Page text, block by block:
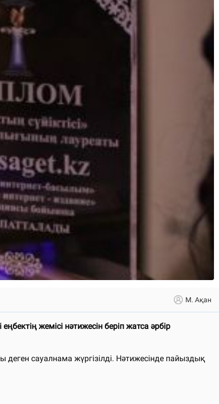
М. Ақан
жемісі нәтижесін беріп жатса әрбір
сауалнама жүргізілді. Нәтижесінде пайыздық